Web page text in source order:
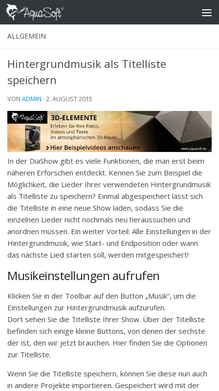
Skip to content
ALLGEMEIN
Hintergrundmusik als Titelliste
speichern
VON ADMIN · 2. AUGUST 2015
In der DiaShow gibt es viele Funktionen, die man erst beim
näheren Erforschen entdeckt. Kennen Sie zum Beispiel die
Möglichkeit, die Lieder Ihrer verwendeten Hintergrundmusik
als Titelliste zu speichern? Einmal abgespeichert lässt sich
die Titelliste in eine neue Show laden, sodass Sie die
einzelnen Lieder nicht nochmals neu heraussuchen und
anordnen müssen. Ein weiter Vorteil: Alle Einstellungen in der
Hintergrundmusik, wie Start- und Endposition oder wann
das nächste Lied starten soll, werden mitgespeichert!
Musikeinstellungen aufrufen
Klicken Sie in der Toolbar auf den Button „Musik“, um die
Einstellungen zur Hintergrundmusik aufzurufen.
Dort sehen Sie die Titelliste Ihrer Show. Über der Titelliste
befinden sich einige kleine Buttons, von denen der sechste
der ist, den wir jetzt brauchen. Hier finden Sie die Optionen
zur Titelliste.
Wenn Sie die Titelliste speichern, können Sie diese nun auch
in andere Projekte importieren. Gespeichert wird mit der